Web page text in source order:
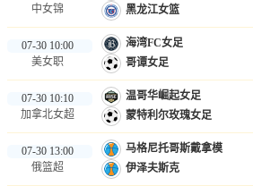
中女锦
黑龙江女篮
07-30 10:00
美女职
海湾FC女足
哥谭女足
07-30 10:10
加拿北女超
温哥华崛起女足
蒙特利尔玫瑰女足
07-30 13:00
俄篮超
马格尼托哥斯戴拿模
伊泽夫斯克